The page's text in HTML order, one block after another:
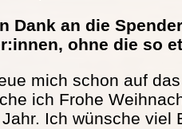
Dank an die
ohne die so
mich schon auf
ich Frohe
Ich wünsche viel